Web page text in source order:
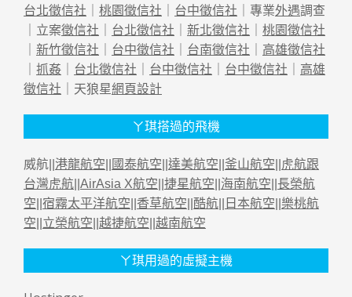
台北徵信社 ｜ 桃園徵信社 ｜ 台中徵信社 ｜專業外遇調查
｜立案徵信社 ｜ 台北徵信社 ｜ 新北徵信社 ｜ 桃園徵信社
｜ 新竹徵信社 ｜ 台中徵信社 ｜ 台南徵信社 ｜ 高雄徵信社
｜ 抓姦 ｜ 台北徵信社 ｜ 台中徵信社 ｜ 台中徵信社 ｜ 高雄
徵信社 ｜天狼星網頁設計
ㄚ琪搭過的飛機
威航|| 港龍航空 國泰航空 達美航空 釜山航空
虎航跟
台灣虎航 AirAsia X航空 捷星航空 海南航空 長榮航
空 宿霧太平洋航空 香草航空 酷航 日本航空 樂桃航
空 立榮航空 越捷航空 越南航空
ㄚ琪用過的虛擬主機